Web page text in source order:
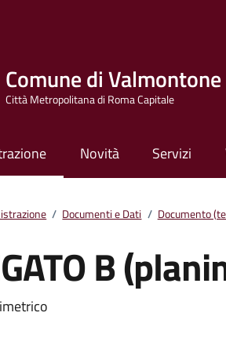
Comune di Valmontone
Città Metropolitana di Roma Capitale
Novità Servizi
/ Documenti e Dati / Documento
B
del documento